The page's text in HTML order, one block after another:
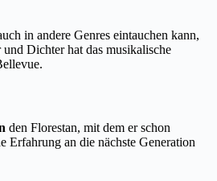
in andere Genres eintauchen kann,
Dichter hat das musikalische
den Florestan, mit dem er schon
Erfahrung an die nächste Generation